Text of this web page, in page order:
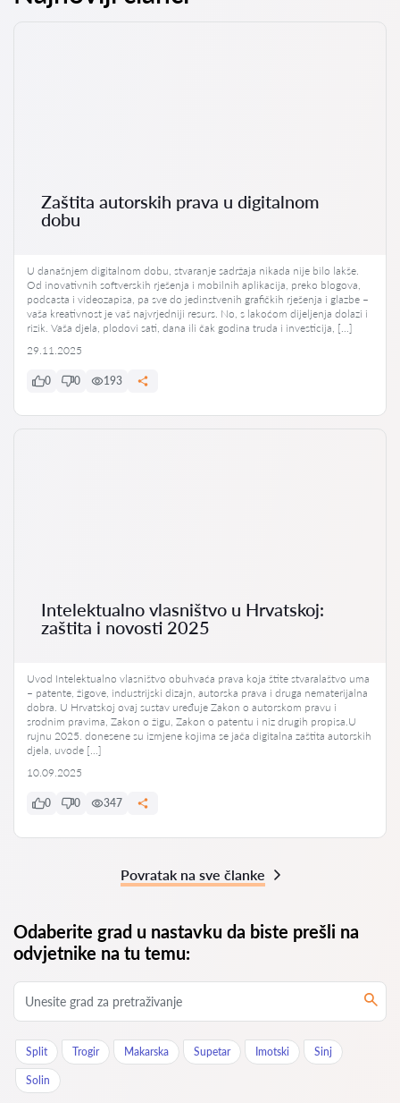
Zaštita autorskih prava u digitalnom
dobu
U današnjem digitalnom dobu, stvaranje sadržaja nikada nije bilo lakše.
Od inovativnih softverskih rješenja i mobilnih aplikacija, preko blogova,
podcasta i videozapisa, pa sve do jedinstvenih grafičkih rješenja i glazbe –
vaša kreativnost je vaš najvrjedniji resurs. No, s lakoćom dijeljenja dolazi i
rizik. Vaša djela, plodovi sati, dana ili čak godina truda i investicija, […]
29.11.2025
0 0 193
Intelektualno vlasništvo u Hrvatskoj:
zaštita i novosti 2025
Uvod Intelektualno vlasništvo obuhvaća prava koja štite stvaralaštvo uma
– patente, žigove, industrijski dizajn, autorska prava i druga nematerijalna
dobra. U Hrvatskoj ovaj sustav uređuje Zakon o autorskom pravu i
srodnim pravima, Zakon o žigu, Zakon o patentu i niz drugih propisa.U
rujnu 2025. donesene su izmjene kojima se jača digitalna zaštita autorskih
djela, uvode […]
10.09.2025
0 0 347
Povratak na sve članke
Odaberite grad u nastavku da biste prešli na
odvjetnike na tu temu:
Split Trogir Makarska Supetar Imotski Sinj
Solin